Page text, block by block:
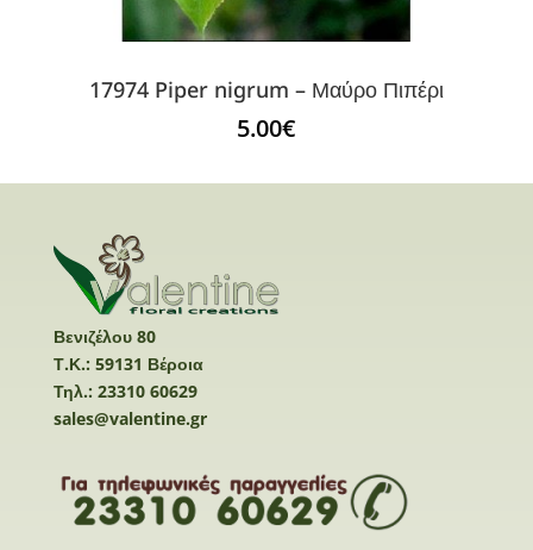
17974 Piper nigrum – Μαύρο Πιπέρι
5.00€
Βενιζέλου 80
Τ.Κ.: 59131 Βέροια
Τηλ.: 23310 60629
sales@valentine.gr